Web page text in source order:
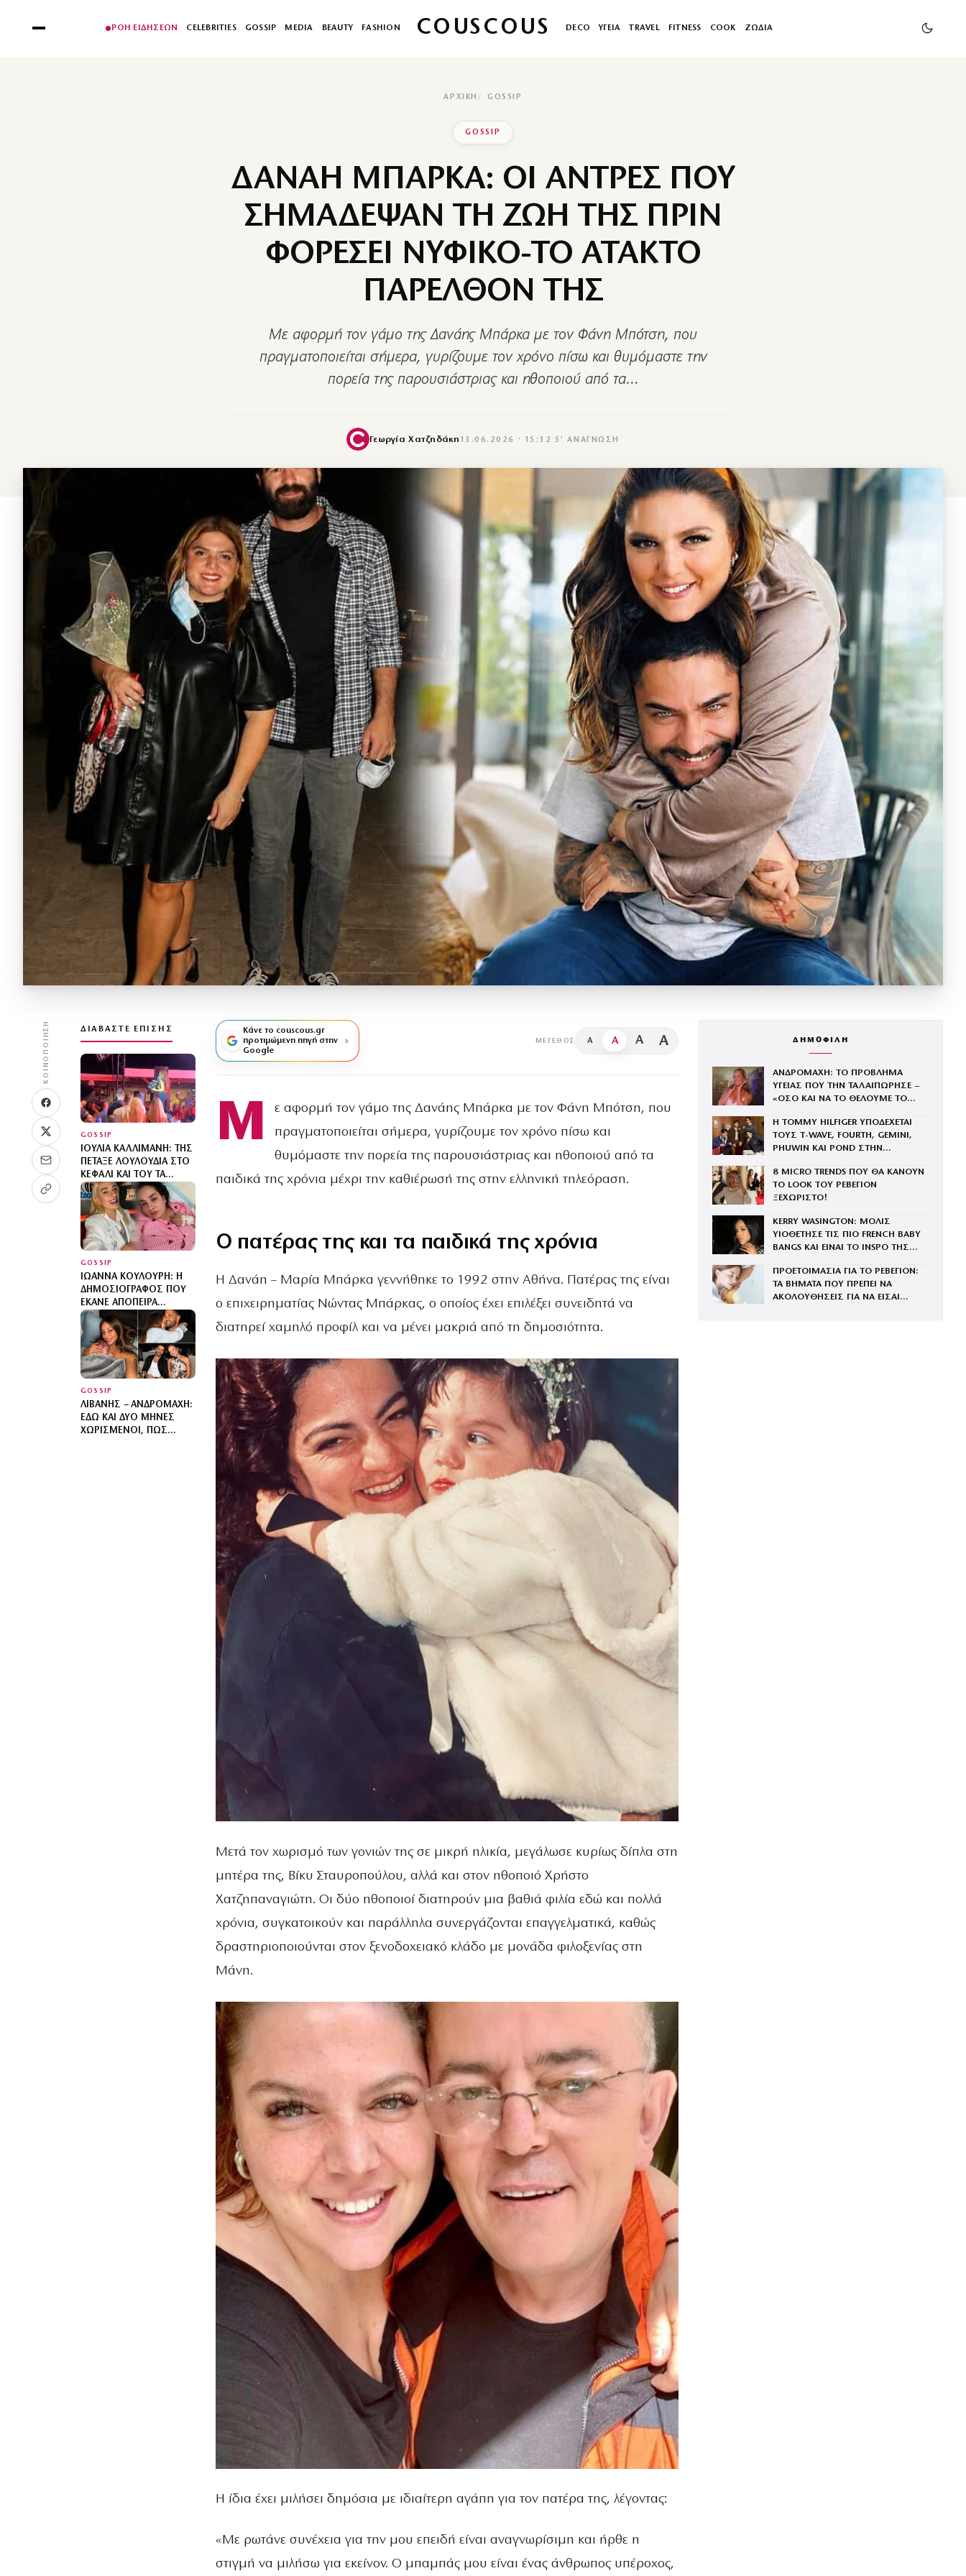
ΡΟΗ ΕΙΔΗΣΕΩΝ CELEBRITIES GOSSIP MEDIA BEAUTY FASHION COUSCOUS DECO ΥΓΕΙΑ TRAVEL FITNESS COOK ΖΩΔΙΑ
ΑΡΧΙΚΉ GOSSIP
GOSSIP
ΔΑΝΑΗ ΜΠΑΡΚΑ: ΟΙ ΑΝΤΡΕΣ ΠΟΥ
ΣΗΜΑΔΕΨΑΝ ΤΗ ΖΩΗ ΤΗΣ ΠΡΙΝ
ΦΟΡΕΣΕΙ ΝΥΦΙΚΟ-ΤΟ ΑΤΑΚΤΟ
ΠΑΡΕΛΘΟΝ ΤΗΣ
Με αφορμή τον γάμο της Δανάης Μπάρκα με τον Φάνη Μπότση, που
πραγματοποιείται σήμερα, γυρίζουμε τον χρόνο πίσω και θυμόμαστε την
πορεία της παρουσιάστριας και ηθοποιού από τα…
Γεωργία Χατζηδάκη 13.06.2026 · 15:32 · 5′ ΑΝΆΓΝΩΣΗ
ΚΟΙΝΟΠΟΊΗΣΗ ΔΙΑΒΆΣΤΕ ΕΠΊΣΗΣ
GOSSIP
ΙΟΥΛΊΑ ΚΑΛΛΙΜΆΝΗ: ΤΗΣ
ΠΈΤΑΞΕ ΛΟΥΛΟΎΔΙΑ ΣΤΟ
ΚΕΦΆΛΙ ΚΑΙ ΤΟΥ ΤΑ
ΕΠΈΣΤΡΕΨΕ – «ΕΣΈΝΑ Σ’
ΑΡΈΣΕΙ ΑΥΤΌ…»
(ΒΊΝΤΕΟ)
GOSSIP
ΙΩΆΝΝΑ ΚΟΥΛΟΎΡΗ: Η
ΔΗΜΟΣΙΟΓΡΆΦΟΣ ΠΟΥ
ΈΚΑΝΕ ΑΠΌΠΕΙΡΑ
ΑΥΤΟΚΤΟΝΊΑΣ – «ΜΟΥ
ΈΔΕΣΑΝ ΧΈΡΙΑ ΚΑΙ ΠΌΔΙΑ
ΣΤΟ ΚΡΕΒΆΤΙ ΤΗΣ
ΠΤΈΡΥΓΑΣ»
GOSSIP
ΛΙΒΆΝΗΣ – ΑΝΔΡΟΜΆΧΗ:
ΕΔΏ ΚΑΙ ΔΎΟ ΜΉΝΕΣ
ΧΩΡΙΣΜΈΝΟΙ, ΠΏΣ
Κάνε το couscous.gr
προτιμώμενη πηγή στην
Google
ΜΈΓΕΘΟΣ A A A A
Μ
ε αφορμή τον γάμο της Δανάης Μπάρκα με τον Φάνη Μπότση, που
πραγματοποιείται σήμερα, γυρίζουμε τον χρόνο πίσω και
θυμόμαστε την πορεία της παρουσιάστριας και ηθοποιού από τα
παιδικά της χρόνια μέχρι την καθιέρωσή της στην ελληνική τηλεόραση.
Ο πατέρας της και τα παιδικά της χρόνια
Η Δανάη – Μαρία Μπάρκα γεννήθηκε το 1992 στην Αθήνα. Πατέρας της είναι
ο επιχειρηματίας Νώντας Μπάρκας, ο οποίος έχει επιλέξει συνειδητά να
διατηρεί χαμηλό προφίλ και να μένει μακριά από τη δημοσιότητα.
Μετά τον χωρισμό των γονιών της σε μικρή ηλικία, μεγάλωσε κυρίως δίπλα στη
μητέρα της, Βίκυ Σταυροπούλου, αλλά και στον ηθοποιό Χρήστο
Χατζηπαναγιώτη. Οι δύο ηθοποιοί διατηρούν μια βαθιά φιλία εδώ και πολλά
χρόνια, συγκατοικούν και παράλληλα συνεργάζονται επαγγελματικά, καθώς
δραστηριοποιούνται στον ξενοδοχειακό κλάδο με μονάδα φιλοξενίας στη
Μάνη.
Η ίδια έχει μιλήσει δημόσια με ιδιαίτερη αγάπη για τον πατέρα της, λέγοντας:
«Με ρωτάνε συνέχεια για την μου επειδή είναι αναγνωρίσιμη και ήρθε η
στιγμή να μιλήσω για εκείνον. Ο μπαμπάς μου είναι ένας άνθρωπος υπέροχος,
ΔΗΜΟΦΙΛΗ
ΑΝΔΡΟΜΑΧΗ: ΤΟ ΠΡΟΒΛΗΜΑ
ΥΓΕΙΑΣ ΠΟΥ ΤΗΝ ΤΑΛΑΙΠΩΡΗΣΕ –
«ΟΣΟ ΚΑΙ ΝΑ ΤΟ ΘΕΛΟΥΜΕ ΤΟ
Η TOMMY HILFIGER ΥΠΟΔΕΧΕΤΑΙ
ΤΟΥΣ Τ-WAVE, FOURTH, GEMINI,
PHUWIN ΚΑΙ POND ΣΤΗΝ
8 MICRO TRENDS ΠΟΥ ΘΑ ΚΑΝΟΥΝ
ΤΟ LOOK ΤΟΥ ΡΕΒΕΓΙΟΝ
ΞΕΧΩΡΙΣΤΟ!
KERRY WASINGTON: ΜΟΛΙΣ
ΥΙΟΘΕΤΗΣΕ ΤΙΣ ΠΙΟ FRENCH BABY
BANGS ΚΑΙ ΕΙΝΑΙ ΤΟ INSPO ΤΗΣ
ΠΡΟΕΤΟΙΜΑΣΙΑ ΓΙΑ ΤΟ ΡΕΒΕΓΙΟΝ:
ΤΑ ΒΗΜΑΤΑ ΠΟΥ ΠΡΕΠΕΙ ΝΑ
ΑΚΟΛΟΥΘΗΣΕΙΣ ΓΙΑ ΝΑ ΕΙΣΑΙ